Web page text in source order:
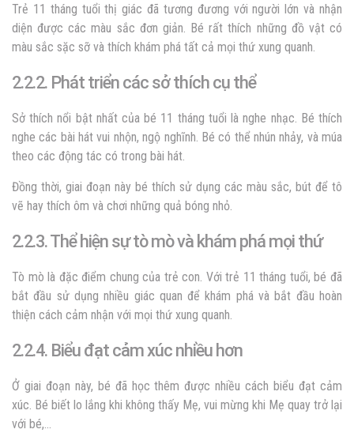
Trẻ 11 tháng tuổi thị giác đã tương đương với người lớn và nhận
diện được các màu sắc đơn giản. Bé rất thích những đồ vật có
màu sắc sặc sỡ và thích khám phá tất cả mọi thứ xung quanh.
2.2.2. Phát triển các sở thích cụ thể
Sở thích nổi bật nhất của bé 11 tháng tuổi là nghe nhạc. Bé thích
nghe các bài hát vui nhộn, ngộ nghĩnh. Bé có thể nhún nhảy, và múa
theo các động tác có trong bài hát.
Đồng thời, giai đoạn này bé thích sử dụng các màu sắc, bút để tô
vẽ hay thích ôm và chơi những quả bóng nhỏ.
2.2.3. Thể hiện sự tò mò và khám phá mọi thứ
Tò mò là đặc điểm chung của trẻ con. Với trẻ 11 tháng tuổi, bé đã
bắt đầu sử dụng nhiều giác quan để khám phá và bắt đầu hoàn
thiện cách cảm nhận với mọi thứ xung quanh.
2.2.4. Biểu đạt cảm xúc nhiều hơn
Ở giai đoạn này, bé đã học thêm được nhiều cách biểu đạt cảm
xúc. Bé biết lo lắng khi không thấy Mẹ, vui mừng khi Mẹ quay trở lại
với bé,…